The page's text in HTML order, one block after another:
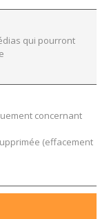
qui pourront
concernant
(effacement